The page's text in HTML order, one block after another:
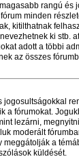
rangú és
minden
kitilthatnak
ki stb.
adott a többi
az összes
jogosultságokkal
a fórumokat.
lezárni,
moderált
meggátolják a
küldését.